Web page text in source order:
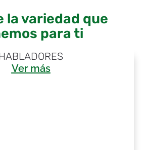
la variedad que
para ti
Ver más